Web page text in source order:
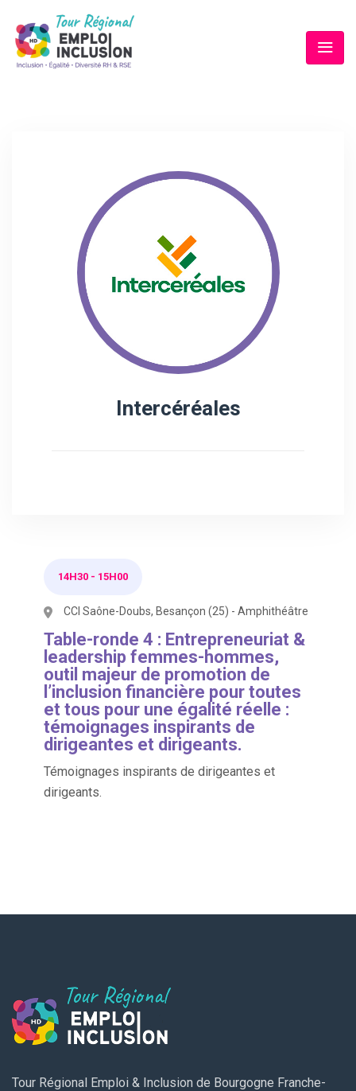
Intercéréales
14H30 - 15H00
CCI Saône-Doubs, Besançon (25) - Amphithéâtre
Table-ronde 4 : Entrepreneuriat &
leadership femmes-hommes,
outil majeur de promotion de
l’inclusion financière pour toutes
et tous pour une égalité réelle :
témoignages inspirants de
dirigeantes et dirigeants.
Témoignages inspirants de dirigeantes et
dirigeants.
Tour Régional Emploi & Inclusion de Bourgogne Franche-